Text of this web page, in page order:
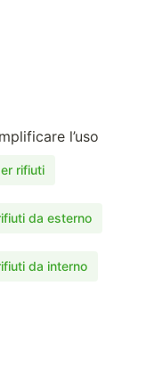
l’uso
rifiuti
da esterno
da interno